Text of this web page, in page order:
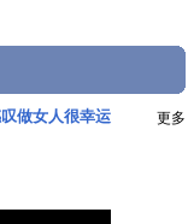
做女人很幸运 更多